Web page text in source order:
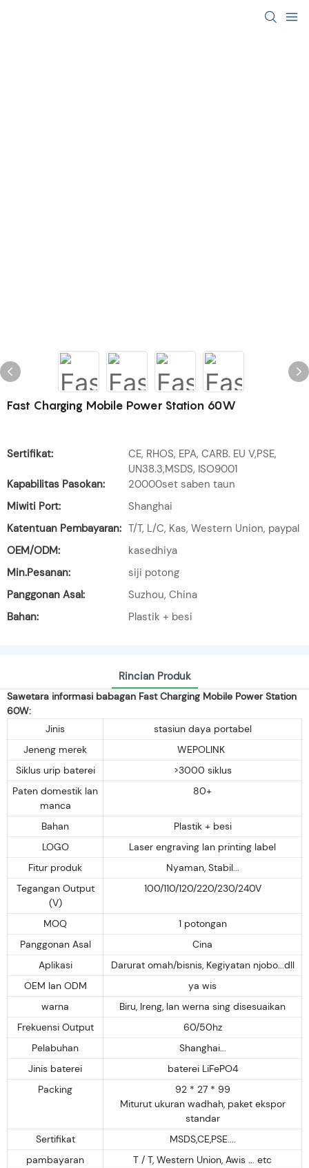
Fast Charging Mobile Power Station 60W
Sertifikat:
CE, RHOS, EPA, CARB. EU V,PSE,
UN38.3,MSDS, ISO9001
Kapabilitas Pasokan:
20000set saben taun
Miwiti Port:
Shanghai
Katentuan Pembayaran: T/T, L/C, Kas, Western Union, paypal
OEM/ODM:
kasedhiya
Min.Pesanan:
siji potong
Panggonan Asal:
Suzhou, China
Bahan:
Plastik + besi
Rincian Produk
Sawetara informasi babagan Fast Charging Mobile Power Station
60W:
Jinis
stasiun daya portabel
Jeneng merek
WEPOLINK
Siklus urip baterei
>3000 siklus
Paten domestik lan
manca
80+
Bahan
Plastik + besi
LOGO
Laser engraving lan printing label
Fitur produk
Nyaman, Stabil...
Tegangan Output
(V)
100/110/120/220/230/240V
MOQ
1 potongan
Panggonan Asal
Cina
Aplikasi
Darurat omah/bisnis, Kegiyatan njobo...dll
OEM lan ODM
ya wis
warna
Biru, Ireng, lan werna sing disesuaikan
Frekuensi Output
60/50hz
Pelabuhan
Shanghai...
Jinis baterei
baterei LiFePO4
Packing
92 * 27 * 99
Miturut ukuran wadhah, paket ekspor
standar
Sertifikat
MSDS,CE,PSE....
pambayaran
T / T, Western Union, Awis ... etc